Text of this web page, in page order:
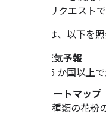
ータをリクエスト
API には、以下を
天気予報
65 か国以上
ヒートマップ
3 種類の花粉